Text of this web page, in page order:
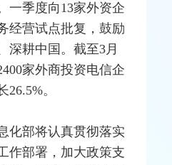
一季度向13家外资企
经营试点批复，鼓励
深耕中国。截至3月
家外商投资电信企
。
化部将认真贯彻落实
作部署，加大政策支